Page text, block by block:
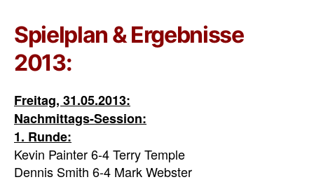
Spielplan & Ergebnisse
2013:
Freitag, 31.05.2013:
Nachmittags-Session:
1. Runde:
Kevin Painter 6-4 Terry Temple
Dennis Smith 6-4 Mark Webster